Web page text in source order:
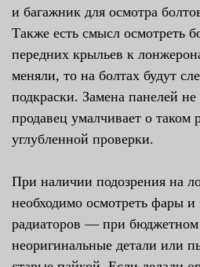
и багажник для осмотра
Также есть смысл осмотреть
передних крыльев к
меняли, то на болтах будут
подкраски. Замена панелей
продавец умалчивает о таком
углубленной проверки.
При наличии подозрения на
необходимо осмотреть фары и
радиаторов — при бюджетном
неоригинальные детали или